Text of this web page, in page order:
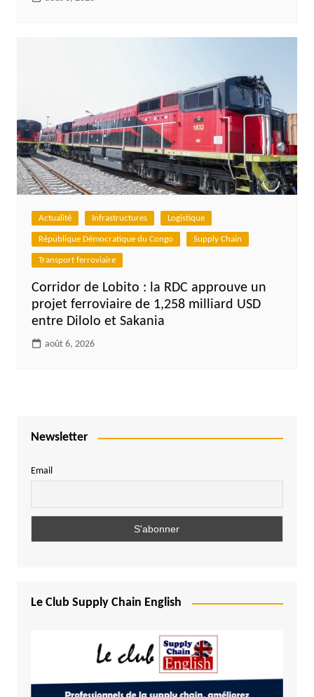
Actualité Infrastructures Logistique
République Démocratique du Congo Supply Chain
Transport ferroviaire
Corridor de Lobito : la RDC approuve un
projet ferroviaire de 1,258 milliard USD
entre Dilolo et Sakania
août 6, 2026
Newsletter
Email
Le Club Supply Chain English